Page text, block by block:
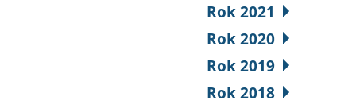
Rok 2021
Rok 2020
Rok 2019
Rok 2018